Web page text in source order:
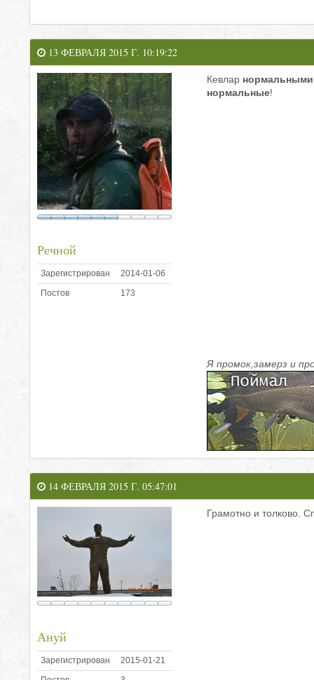
13 ФЕВРАЛЯ 2015 Г. 10:19:22
Речной
Зарегистрирован
2014-01-06
Постов
173
Кевлар нормальными
нормальные!
Я промок,замерз и
14 ФЕВРАЛЯ 2015 Г. 05:47:01
Ануй
Зарегистрирован
2015-01-21
Грамотно и толково.